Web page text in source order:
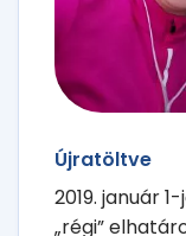
Újratöltve
2019. január
„régi”